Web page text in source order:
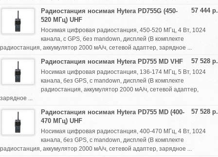
57 444 р.
Радиостанция носимая Hytera PD755G (450-
520 МГц) UHF
Носимая цифровая радиостанция, 450-520 МГц, 4 Вт, 1024
канала, с GPS, без mandown, дисплей (В комплекте
радиостанция, аккумулятор 2000 мА/ч, сетевой адаптер, зарядное ...
57 528 р.
Радиостанция носимая Hytera PD755 MD VHF
Носимая цифровая радиостанция, 136-174 МГц, 5 Вт, 1024
канала, без GPS, с mandown, дисплей (В комплекте
радиостанция, аккумулятор 2000 мА/ч, сетевой адаптер,
зарядное ...
57 528 р.
Радиостанция носимая Hytera PD755 MD (400-
470 МГц) UHF
Носимая цифровая радиостанция, 400-470 МГц, 4 Вт, 1024
канала, без GPS, с mandown, дисплей (В комплекте
радиостанция, аккумулятор 2000 мА/ч, сетевой адаптер, зарядное ...